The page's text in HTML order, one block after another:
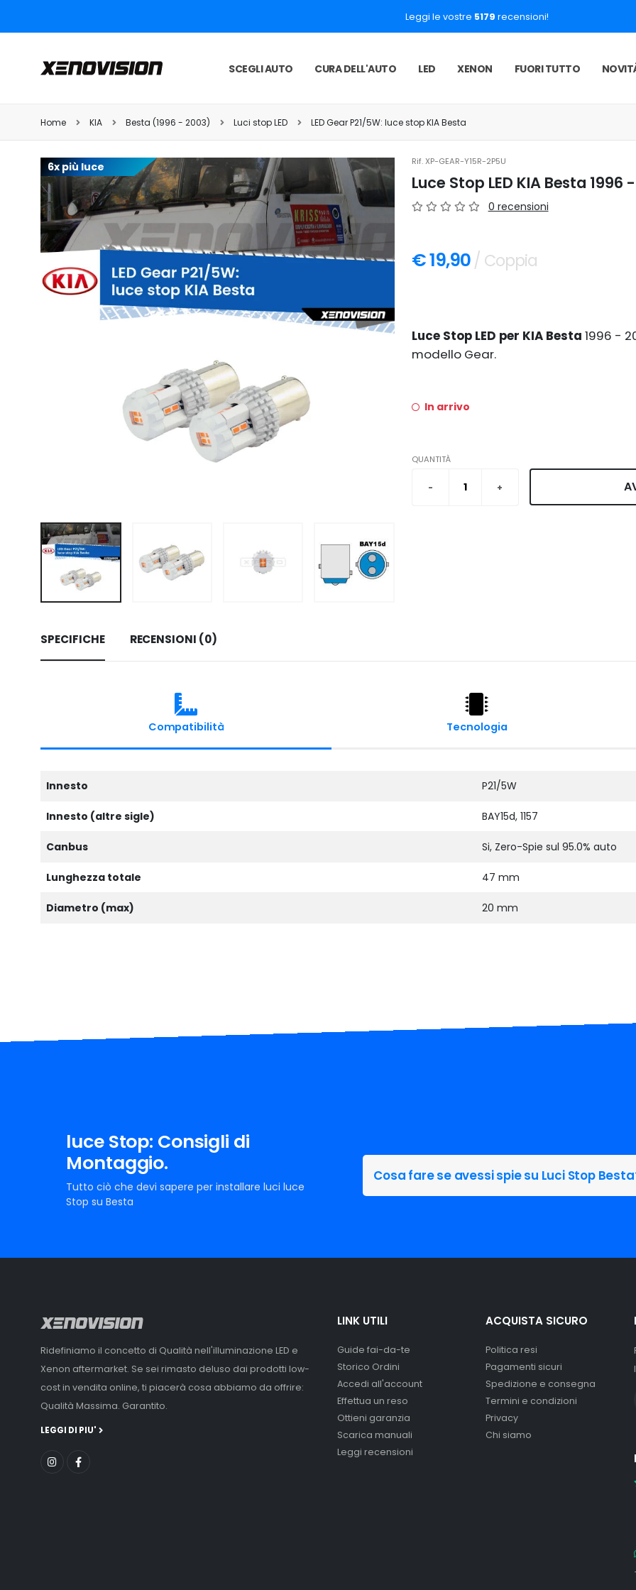
Leggi le vostre 5179 recensioni!
SCEGLI AUTO CURA DELL'AUTO LED XENON FUORI TUTTO
Home KIA Besta (1996 - 2003) Luci stop LED LED Gear P21/5W: luce stop KIA Besta
6x più luce Rif.XP-GEAR-Y15R-2P5U
Luce Stop LED KIA Besta 1996
0 recensioni
€ 19,90 / Coppia
Luce Stop LED per KIA Besta 1996 -
modello Gear.
In arrivo
QUANTITÀ
SPECIFICHE RECENSIONI (0)
Compatibilità Tecnologia
Innesto P21/5W
Innesto (altre sigle) BAY15d, 1157
Canbus Si, Zero-Spie sul 95.0% auto
Lunghezza totale 47 mm
Diametro (max) 20 mm
luce Stop: Consigli di
Montaggio.
Tutto ciò che devi sapere per installare luci luce
Stop su Besta
Cosa fare se avessi spie su Luci Stop
Ridefiniamo il concetto di Qualità nell'illuminazione LED e
Xenon aftermarket. Se sei rimasto deluso dai prodotti low-
cost in vendita online, ti piacerà cosa abbiamo da offrire:
Qualità Massima. Garantito.
LEGGI DI PIU'
LINK UTILI
Guide fai-da-te
Storico Ordini
Accedi all'account
Effettua un reso
Ottieni garanzia
Scarica manuali
Leggi recensioni
ACQUISTA SICURO
Politica resi
Pagamenti sicuri
Spedizione e consegna
Termini e condizioni
Privacy
Chi siamo